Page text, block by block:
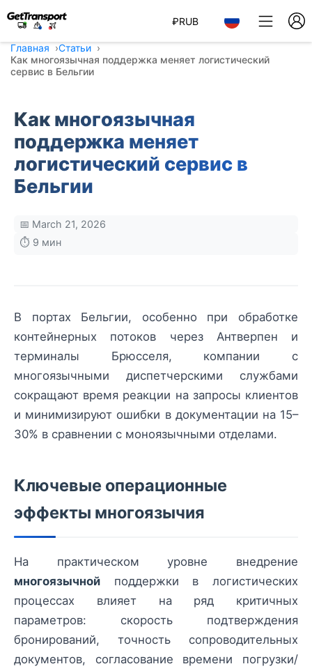
₽RUB
Главная
Статьи
Как многоязычная поддержка меняет логистический
сервис в Бельгии
Как многоязычная
поддержка меняет
логистический сервис в
Бельгии
📅 March 21, 2026
⏱️ 9 мин
В портах Бельгии, особенно при обработке
контейнерных потоков через Антверпен и
терминалы Брюсселя, компании с
многоязычными диспетчерскими службами
сокращают время реакции на запросы клиентов
и минимизируют ошибки в документации на 15–
30% в сравнении с моноязычными отделами.
Ключевые операционные
эффекты многоязычия
На практическом уровне внедрение
многоязычной поддержки в логистических
процессах влияет на ряд критичных
параметров: скорость подтверждения
бронирований, точность сопроводительных
документов, согласование времени погрузки/